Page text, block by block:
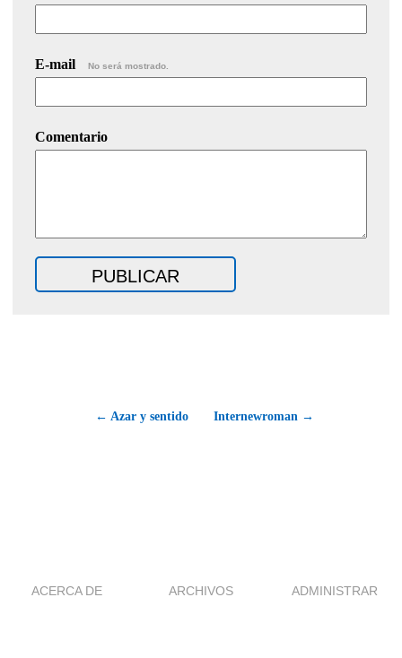
E-mail No será mostrado.
Comentario
← Azar y sentido Internewroman →
ACERCA DE ARCHIVOS ADMINISTRAR